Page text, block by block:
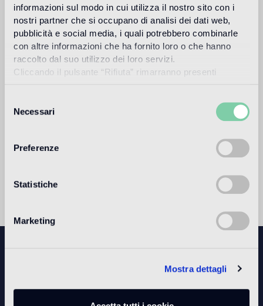
informazioni sul modo in cui utilizza il nostro sito con i
nostri partner che si occupano di analisi dei dati web,
pubblicità e social media, i quali potrebbero combinarle
con altre informazioni che ha fornito loro o che hanno
raccolto dal suo utilizzo dei loro servizi.
Cliccando il pulsante “Rifiuta” rimarranno presenti
tecnici.
delNecessari
Preferenze
Statistiche
Marketing
Mostra dettagli
Fillgel Plus (3 kg)
Mortier coloré époxy pour joints de mosaïque Bisazza.